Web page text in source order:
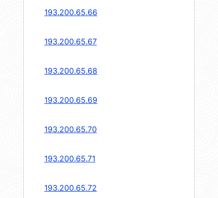
193.200.65.66
193.200.65.67
193.200.65.68
193.200.65.69
193.200.65.70
193.200.65.71
193.200.65.72